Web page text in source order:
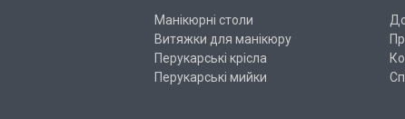
Манікюрні столи
Витяжки для манікюру
Перукарські крісла
Перукарські мийки